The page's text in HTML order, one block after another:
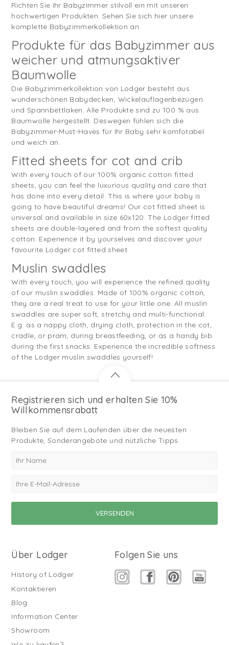
Richten Sie Ihr Babyzimmer stilvoll ein mit unseren
hochwertigen Produkten. Sehen Sie sich hier unsere
komplette Babyzimmerkollektion an.
Produkte für das Babyzimmer aus
weicher und atmungsaktiver
Baumwolle
Die Babyzimmerkollektion von Lodger besteht aus
wunderschönen Babydecken, Wickelauflagenbezügen
und Spannbettlaken. Alle Produkte sind zu 100 % aus
Baumwolle hergestellt. Deswegen fühlen sich die
Babyzimmer-Must-Haves für Ihr Baby sehr komfotabel
und weich an.
Fitted sheets for cot and crib
With every touch of our 100% organic cotton fitted
sheets, you can feel the luxurious quality and care that
has done into every detail. This is where your baby is
going to have beautiful dreams! Our cot fitted sheet is
universal and available in size 60x120. The Lodger fitted
sheets are double-layered and from the softest quality
cotton. Experience it by yourselves and discover your
favourite Lodger cot fitted sheet.
Muslin swaddles
With every touch, you will experience the refined quality
of our muslin swaddles. Made of 100% organic cotton,
they are a real treat to use for your little one. All muslin
swaddles are super soft, stretchy and multi-functional.
E.g. as a nappy cloth, drying cloth, protection in the cot,
cradle, or pram, during breastfeeding, or as a handy bib
during the first snacks. Experience the incredible softness
of the Lodger muslin swaddles yourself!
Registrieren sich und erhalten Sie 10%
Willkommensrabatt
Bleiben Sie auf dem Laufenden über die neuesten
Produkte, Sonderangebote und nützliche Tipps.
Über Lodger
History of Lodger
Kontaktieren
Blog
Information Center
Showroom
Folgen Sie uns